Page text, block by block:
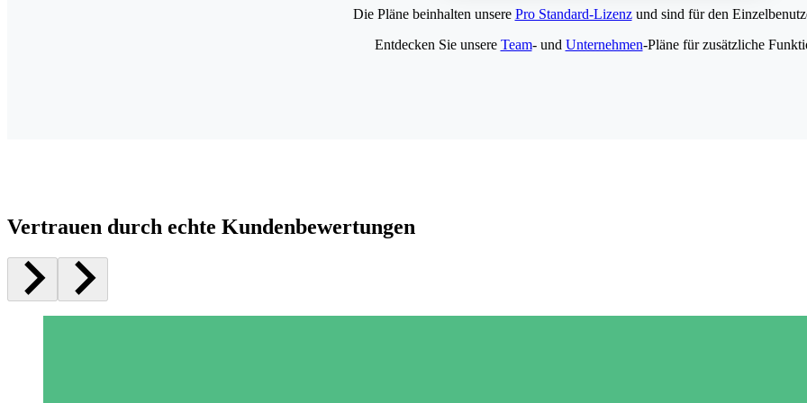
Die Pläne beinhalten unsere Pro Standard-Lizenzund sind für den
Entdecken Sie unsere Team- und Unternehmen-Pläne für zusätzliche
Vertrauen durch echte Kundenbewertungen